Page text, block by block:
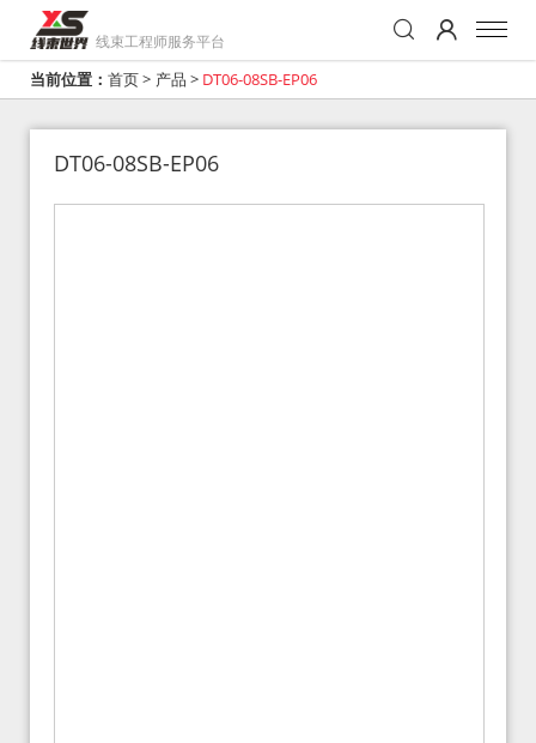
线束工程师服务平台
当前位置： 首页> 产品 > DT06-08SB-EP06
DT06-08SB-EP06